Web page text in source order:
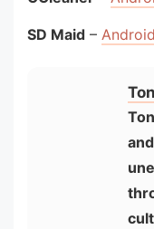
SD Maid – Android